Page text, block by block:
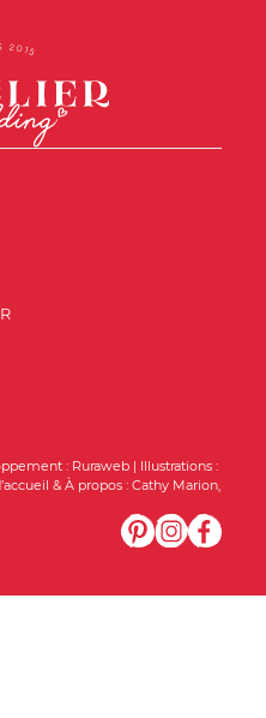
: Ruraweb | Illustrations :
& À propos :Cathy Marion,